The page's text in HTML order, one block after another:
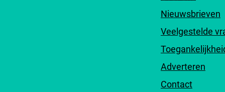
Nieuwsbrieven
Veelgestelde
Adverteren
Contact